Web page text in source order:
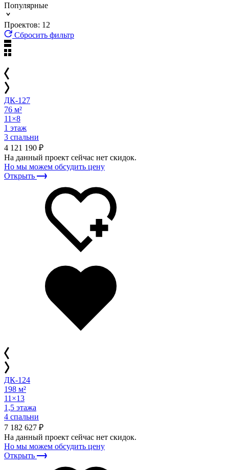
Популярные
Проектов: 12
Сбросить фильтр
ДК-127
76 м²
11×8
1 этаж
3 спальни
4 121 190 ₽
На данный проект сейчас нет скидок.
Но мы можем обсудить цену
Открыть
ДК-124
198 м²
11×13
1,5 этажа
4 спальни
7 182 627 ₽
На данный проект сейчас нет скидок.
Но мы можем обсудить цену
Открыть